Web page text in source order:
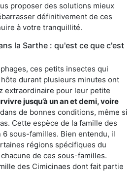
proposer des solutions mieux
définitivement de ces
à votre tranquillité.
la Sarthe : qu'est ce que c'est
ces petits insectes qui
durant plusieurs minutes ont
extraordinaire pour leur petite
jusqu’à un an et demi, voire
de bonnes conditions, même si
Cette espèce de la famille des
6 sous-familles. Bien entendu, il
régions spécifiques du
de ces sous-familles.
des Cimicinaes dont fait partie